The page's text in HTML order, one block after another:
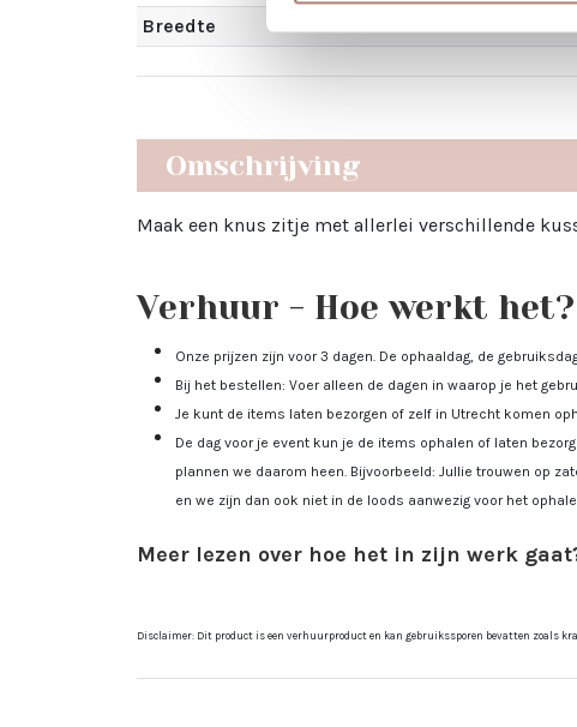
Breedte
Omschrijving
Maak een knus zitje met allerlei verschillende
Verhuur - Hoe werkt
Onze prijzen zijn voor 3 dagen. De ophaaldag, de
Bij het bestellen: Voer alleen de dagen in waarop je het
Je kunt de items laten bezorgen of zelf in Utrecht komen
De dag voor je event kun je de items ophalen of laten
plannen we daarom heen. Bijvoorbeeld: Jullie trouwen op
en we zijn dan ook niet in de loods aanwezig voor het
Meer lezen over hoe het in zijn werk
Disclaimer: Dit product is een verhuurproduct en kan gebruikssporen bevatten zoals